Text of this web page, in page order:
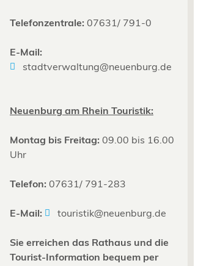
Telefonzentrale: 07631/ 791-0
E-Mail:
stadtverwaltung@neuenburg.de
Neuenburg am Rhein Touristik:
Montag bis Freitag: 09.00 bis 16.00
Uhr
Telefon: 07631/ 791-283
E-Mail: touristik@neuenburg.de
Sie erreichen das Rathaus und die
Tourist-Information bequem per